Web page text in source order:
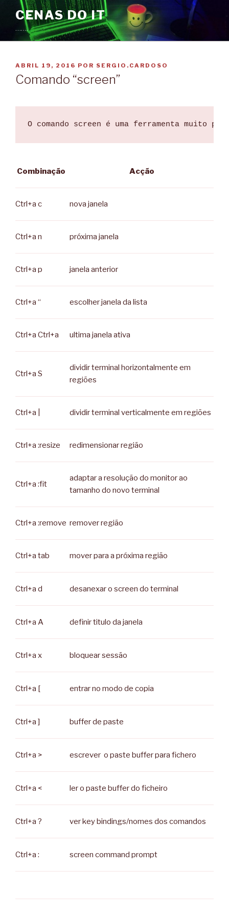
conteúdo
CENAS DO IT
…….
PUBLICADO
EM
ABRIL 19, 2016 POR SERGIO.CARDOSO
Comando “screen”
O comando screen é uma ferramenta muito
Combinação Acção
Ctrl+a c nova janela
Ctrl+a n próxima janela
Ctrl+a p janela anterior
Ctrl+a “ escolher janela da lista
Ctrl+a Ctrl+a ultima janela ativa
Ctrl+a S
dividir terminal horizontalmente em
regiões
Ctrl+a | dividir terminal verticalmente em regiões
Ctrl+a :resize redimensionar região
Ctrl+a :fit
adaptar a resolução do monitor ao
tamanho do novo terminal
Ctrl+a :remove remover região
Ctrl+a tab mover para a próxima região
Ctrl+a d desanexar o screen do terminal
Ctrl+a A definir titulo da janela
Ctrl+a x bloquear sessão
Ctrl+a [ entrar no modo de copia
Ctrl+a ] buffer de paste
Ctrl+a > escrever o paste buffer para fichero
Ctrl+a < ler o paste buffer do ficheiro
Ctrl+a ? ver key bindings/nomes dos comandos
Ctrl+a : screen command prompt